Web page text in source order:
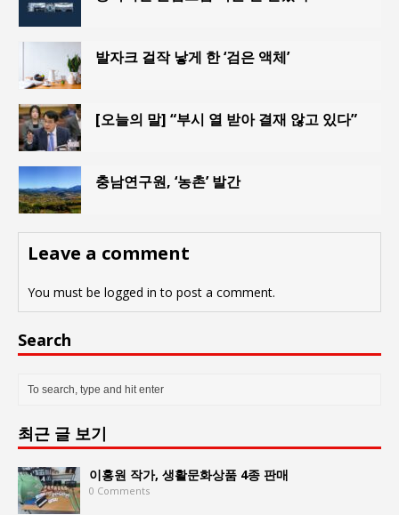
발자크 걸작 낳게 한 ‘검은 액체’
[오늘의 말] “부시 열 받아 결재 않고 있다”
충남연구원, ‘농촌’ 발간
Leave a comment
You must be logged in to post a comment.
Search
최근 글 보기
이홍원 작가, 생활문화상품 4종 판매
0 Comments